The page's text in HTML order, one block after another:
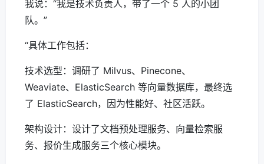
我说：“我是技术负责人，带了一个 5 人的小团
队。”
“具体工作包括：
技术选型：调研了 Milvus、Pinecone、
Weaviate、ElasticSearch 等向量数据库，最终选
了 ElasticSearch，因为性能好、社区活跃。
架构设计：设计了文档预处理服务、向量检索服
务、报价生成服务三个核心模块。